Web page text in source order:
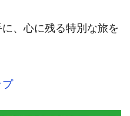
、心に残る特別な旅を
プ